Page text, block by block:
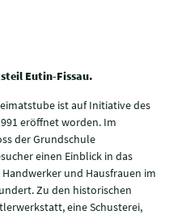
Eutin-Fissau.
ist auf Initiative des
eröffnet worden. Im
der Grundschule
einen Einblick in das
und Hausfrauen im
Zu den historischen
eine Schusterei,